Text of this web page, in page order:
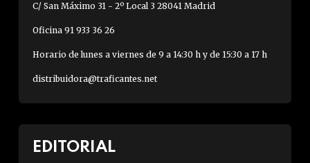
C/ San Máximo 31 - 2º Local 3 28041 Madrid
Oficina 91 933 36 26
Horario de lunes a viernes de 9 a 14:30 h y de 15:30 a 17 h
distribuidora@traficantes.net
EDITORIAL